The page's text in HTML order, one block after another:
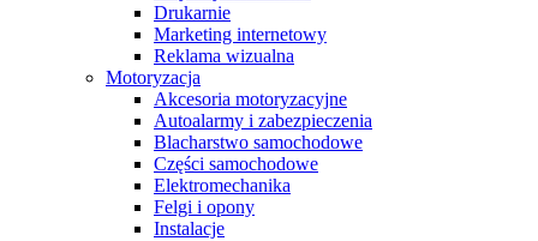
Drukarnie
Marketing internetowy
Reklama wizualna
Motoryzacja
Akcesoria motoryzacyjne
Autoalarmy i zabezpieczenia
Blacharstwo samochodowe
Części samochodowe
Elektromechanika
Felgi i opony
Instalacje